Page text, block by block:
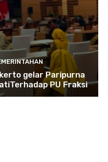
gelar Paripurna
PU Fraksi